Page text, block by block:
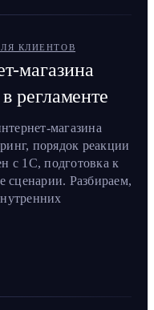
КЛИЕНТОВ
магазина
регламенте
магазина
порядок реакции
с 1С, подготовка к
сценарии. Разбираем,